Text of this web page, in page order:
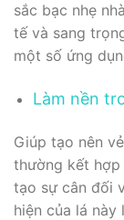
sắc bạc nhẹ
tế và sang
một số ứng
Làm nền
Giúp tạo nên
thường kết
tạo sự cân đối
hiện của lá này